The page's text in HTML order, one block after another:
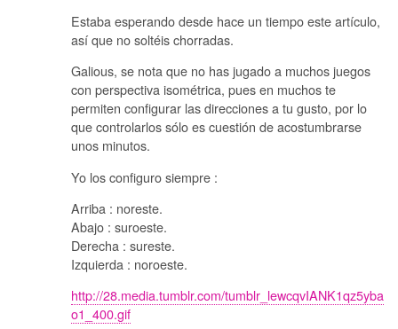
Estaba esperando desde hace un tiempo este artículo,
así que no soltéis chorradas.
Galious, se nota que no has jugado a muchos juegos
con perspectiva isométrica, pues en muchos te
permiten configurar las direcciones a tu gusto, por lo
que controlarlos sólo es cuestión de acostumbrarse
unos minutos.
Yo los configuro siempre :
Arriba : noreste.
Abajo : suroeste.
Derecha : sureste.
Izquierda : noroeste.
http://28.media.tumblr.com/tumblr_lewcqvIANK1qz5yba
o1_400.gif